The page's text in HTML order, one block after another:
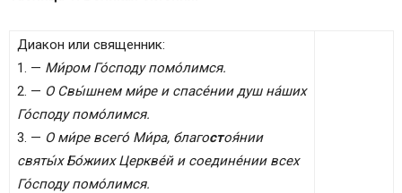
Диакон или священник:
1. — Ми́ром Го́споду помо́лимся.
2. — О Свы́шнем ми́ре и спасе́нии душ на́ших
Го́споду помо́лимся.
3. — О ми́ре всего́ Ми́ра, благостоя́нии
святы́х Бо́жиих Церкве́й и соедине́нии всех
Го́споду помо́лимся.